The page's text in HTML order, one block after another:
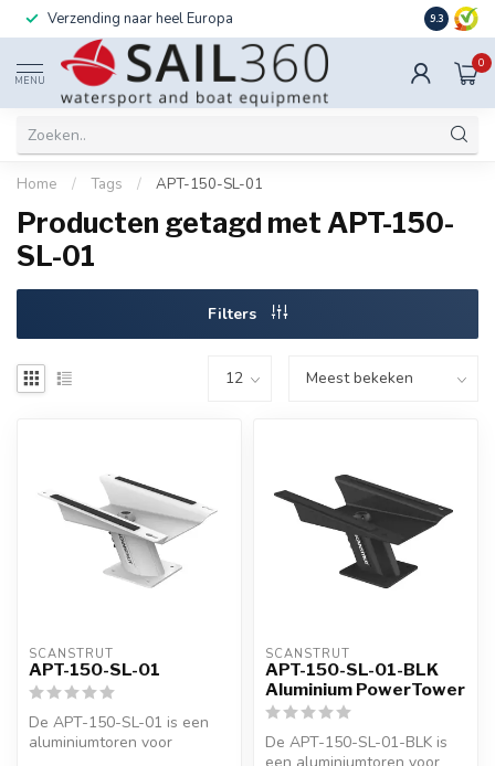
Verzending naar heel Europa Ook
9.3
MENU
0
Home / Tags / APT-150-SL-01
Producten getagd met APT-150-
SL-01
Filters
SCANSTRUT
APT-150-SL-01
De APT-150-SL-01 is een
aluminiumtoren voor
SCANSTRUT
APT-150-SL-01-BLK
Aluminium PowerTower
De APT-150-SL-01-BLK is